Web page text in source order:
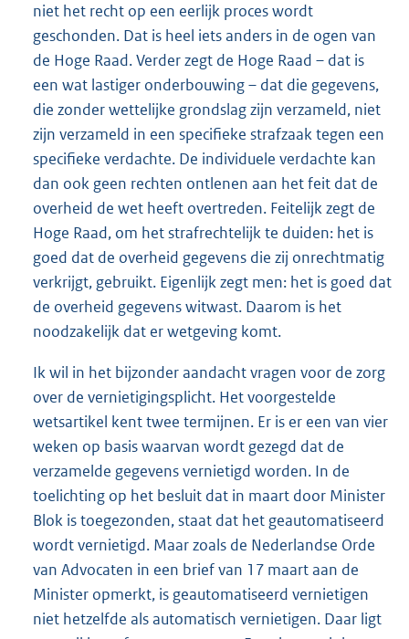
niet het recht op een eerlijk proces wordt
geschonden. Dat is heel iets anders in de ogen van
de Hoge Raad. Verder zegt de Hoge Raad – dat is
een wat lastiger onderbouwing – dat die gegevens,
die zonder wettelijke grondslag zijn verzameld, niet
zijn verzameld in een specifieke strafzaak tegen een
specifieke verdachte. De individuele verdachte kan
dan ook geen rechten ontlenen aan het feit dat de
overheid de wet heeft overtreden. Feitelijk zegt de
Hoge Raad, om het strafrechtelijk te duiden: het is
goed dat de overheid gegevens die zij onrechtmatig
verkrijgt, gebruikt. Eigenlijk zegt men: het is goed dat
de overheid gegevens witwast. Daarom is het
noodzakelijk dat er wetgeving komt.
Ik wil in het bijzonder aandacht vragen voor de zorg
over de vernietigingsplicht. Het voorgestelde
wetsartikel kent twee termijnen. Er is er een van vier
weken op basis waarvan wordt gezegd dat de
verzamelde gegevens vernietigd worden. In de
toelichting op het besluit dat in maart door Minister
Blok is toegezonden, staat dat het geautomatiseerd
wordt vernietigd. Maar zoals de Nederlandse Orde
van Advocaten in een brief van 17 maart aan de
Minister opmerkt, is geautomatiseerd vernietigen
niet hetzelfde als automatisch vernietigen. Daar ligt